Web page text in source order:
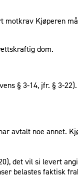
Kjøperen
dom.
§ 3-14, jfr. § 3-
avtalt noe annet.
det vil si levert
belastes faktisk